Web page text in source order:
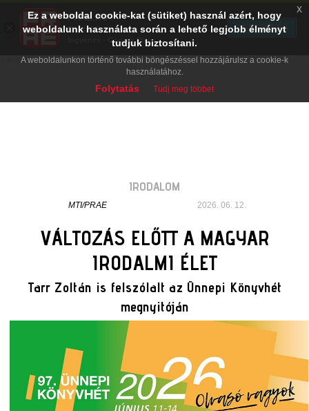
IRODALOM
MTI/PRAE 2026. 06. 12.
VÁLTOZÁS ELŐTT A MAGYAR
IRODALMI ÉLET
Tarr Zoltán is felszólalt az Ünnepi Könyvhét
megnyitóján
Ez a weboldal cookie-kat (sütiket) használ azért, hogy
weboldalunk használata során a lehető legjobb élményt
tudjuk biztosítani.
A weboldalunkon történő további böngészéssel hozzájárulsz a cookie-k
használatához.
Folytatás Tudj meg többet
x
PRAE.HU
Digital Evolution
Ingyenes - Google Play
TELEPÍTÉS